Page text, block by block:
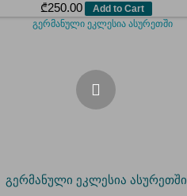
₾250.00 Add to Cart
გერმანული ეკლესია ასურეთში